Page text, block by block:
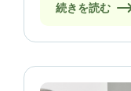
続きを読む